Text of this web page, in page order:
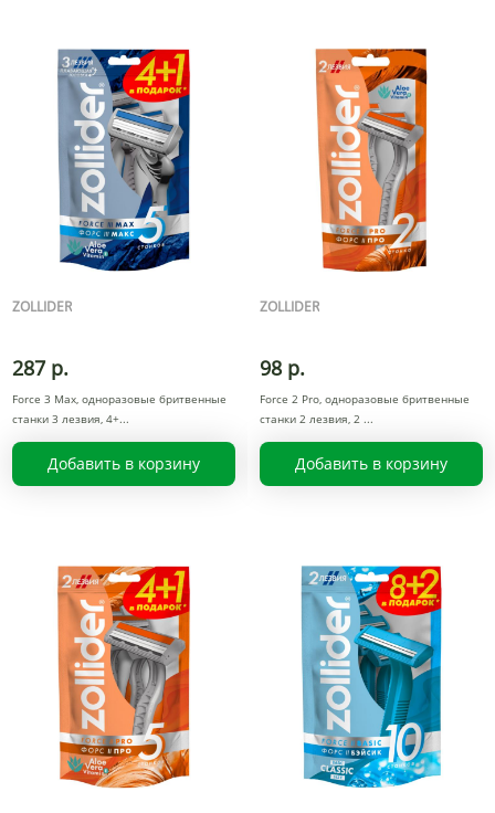
ZOLLIDER
287 р.
Force 3 Max, одноразовые бритвенные
станки 3 лезвия, 4+
Добавить в корзину
ZOLLIDER
98 р.
Force 2 Pro, одноразовые бритвенные
станки 2 лезвия, 2
Добавить в корзину